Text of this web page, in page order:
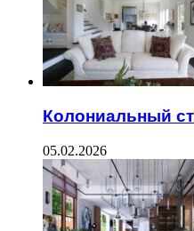
Колониальный
05.02.2026